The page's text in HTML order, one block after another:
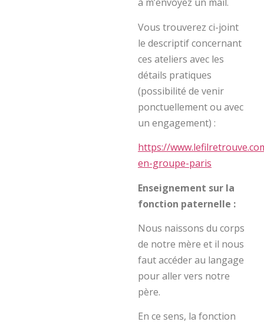
Vous trouverez ci-joint
le descriptif concernant
ces ateliers avec les
détails pratiques
(possibilité de venir
ponctuellement ou avec
un engagement) :
https://
en-groupe-paris
Enseignement sur la
fonction paternelle :
Nous naissons du corps
de notre mère et il nous
faut accéder au langage
pour aller vers notre
père.
En ce sens, la fonction